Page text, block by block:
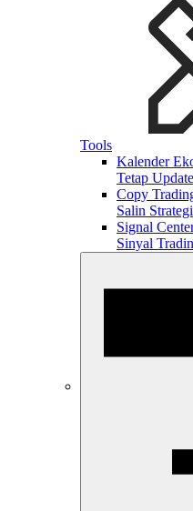
Tools
Kalender
Tetap
Copy
Salin
Signal
Sinyal